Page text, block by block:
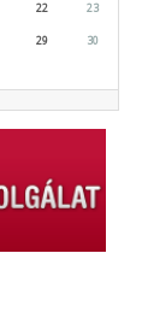
22 23
29 30